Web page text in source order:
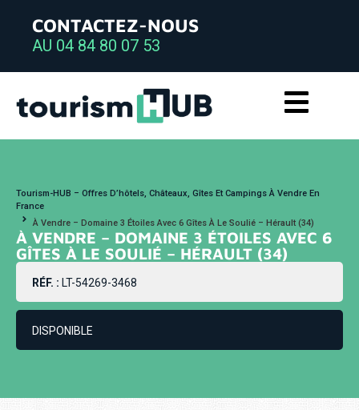
CONTACTEZ-NOUS
AU 04 84 80 07 53
Tourism-HUB – Offres D’hôtels, Châteaux, Gîtes Et Campings À Vendre En
France
À Vendre – Domaine 3 Étoiles Avec 6 Gîtes À Le Soulié – Hérault (34)
À VENDRE – DOMAINE 3 ÉTOILES AVEC 6
GÎTES À LE SOULIÉ – HÉRAULT (34)
RÉF. : LT-54269-3468
DISPONIBLE